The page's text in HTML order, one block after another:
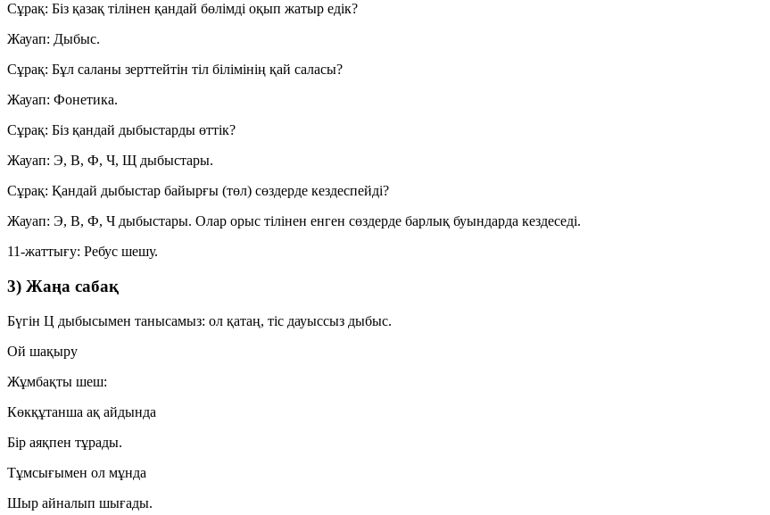
Сұрақ: Біз қазақ тілінен қандай бөлімді оқып жатыр едік?
Жауап: Дыбыс.
Сұрақ: Бұл саланы зерттейтін тіл білімінің қай саласы?
Жауап: Фонетика.
Сұрақ: Біз қандай дыбыстарды өттік?
Жауап: Э, В, Ф, Ч, Щ дыбыстары.
Сұрақ: Қандай дыбыстар байырғы (төл) сөздерде кездеспейді?
Жауап: Э, В, Ф, Ч дыбыстары. Олар орыс тілінен енген сөздерде барлық буындарда кездеседі.
11-жаттығу: Ребус шешу.
3) Жаңа сабақ
Бүгін Ц дыбысымен танысамыз: ол қатаң, тіс дауыссыз дыбыс.
Ой шақыру
Жұмбақты шеш:
Көкқұтанша ақ айдында
Бір аяқпен тұрады.
Тұмсығымен ол мұнда
Шыр айналып шығады.